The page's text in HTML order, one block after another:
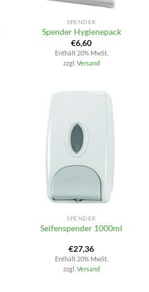
SPENDER
Spender Hygienepack
€6,60
Enthält 20% MwSt.
zzgl. Versand
SPENDER
Seifenspender 1000ml
€27,36
Enthält 20% MwSt.
zzgl. Versand